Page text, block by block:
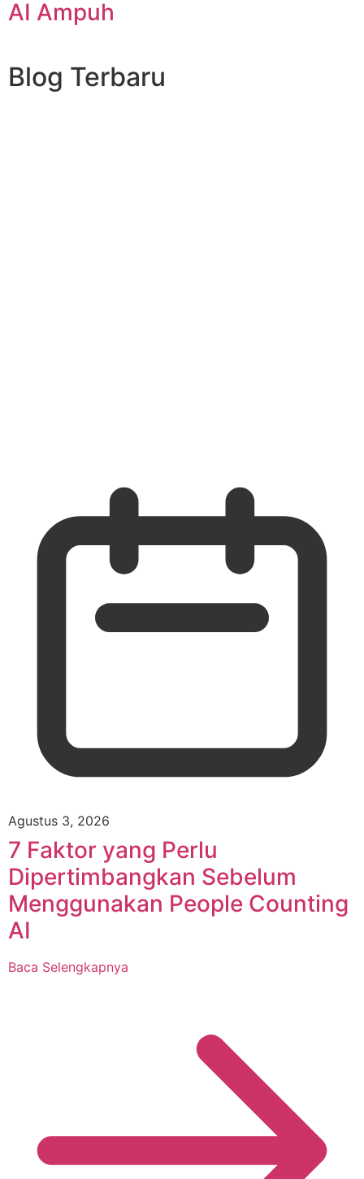
AI Ampuh
Blog Terbaru
Agustus 3, 2026
7 Faktor yang Perlu
Dipertimbangkan Sebelum
Menggunakan People Counting
AI
Baca Selengkapnya